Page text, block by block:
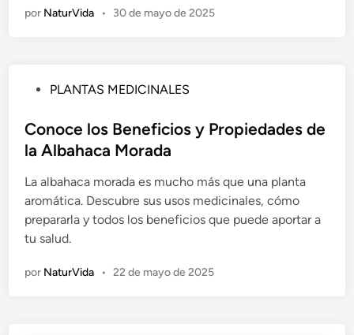
por NaturVida • 30 de mayo de 2025
b
l
c
a
d
o
n
PLANTAS MEDICINALES
Conoce los Beneficios y Propiedades de
la Albahaca Morada
La albahaca morada es mucho más que una planta
aromática. Descubre sus usos medicinales, cómo
prepararla y todos los beneficios que puede aportar a
tu salud.
por NaturVida • 22 de mayo de 2025